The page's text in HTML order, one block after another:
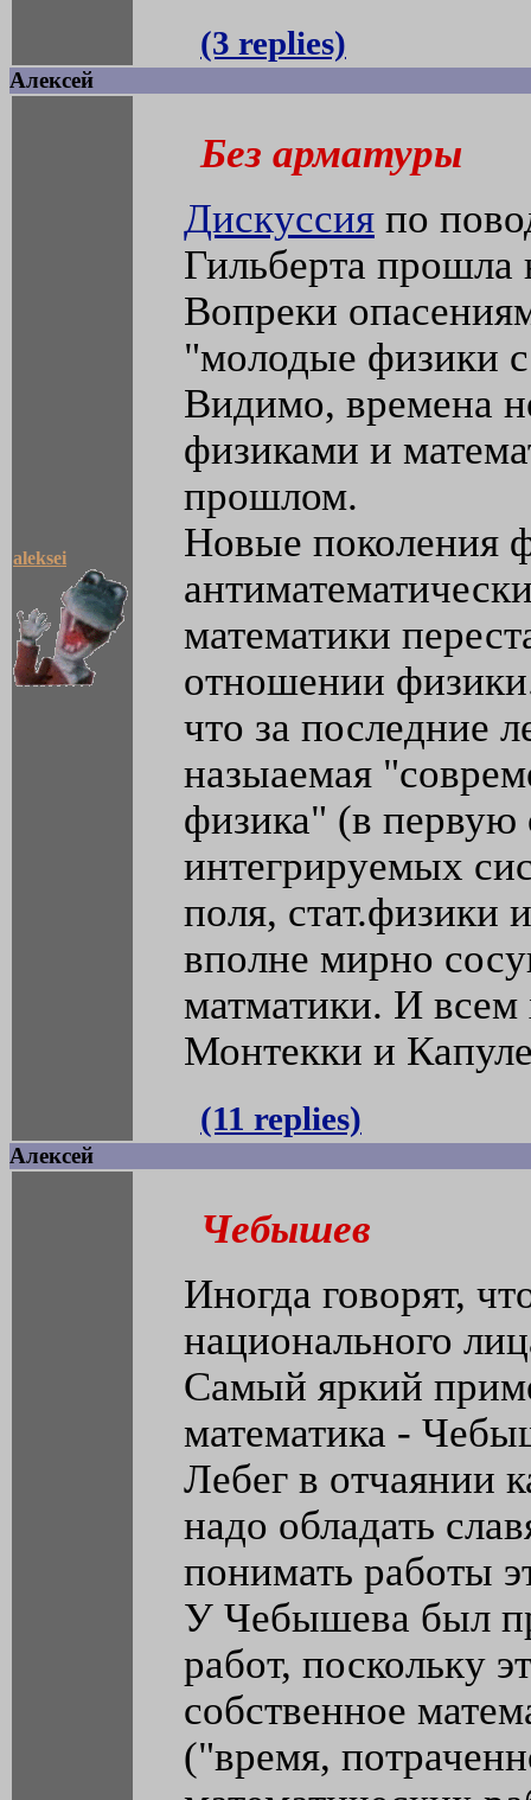
(3 replies)
Алексей
aleksei
Без арматуры
Дискуссия по
Гильберта прошла
Вопреки
"молодые физики
Видимо, времена
физиками и
прошлом.
Новые поколения
математики
отношении
что за последние
назыаемая
физика" (в первую
интегрируемых
поля, стат.физики
вполне мирно
матматики. И всем
Монтекки и
(11 replies)
Алексей
Чебышев
Иногда говорят,
национального
Самый яркий
математика -
Лебег в отчаянии
надо обладать
понимать работы
У Чебышева был
работ, поскольку
собственное
("время,